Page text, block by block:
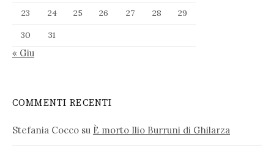
23
24 25 26 27 28
29
30
31
« Giu
COMMENTI RECENTI
Stefania Cocco su È morto Ilio Burruni di Ghilarza